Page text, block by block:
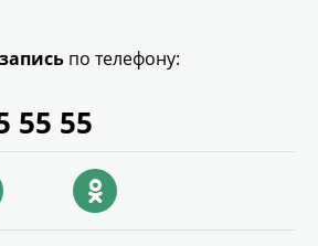
по телефону:
55 55